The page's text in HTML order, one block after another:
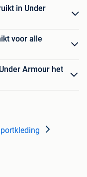
in Under
voor alle
Armour het